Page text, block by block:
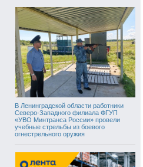
В Ленинградской области работники
Северо-Западного филиала ФГУП
«УВО Минтранса России» провели
учебные стрельбы из боевого
огнестрельного оружия